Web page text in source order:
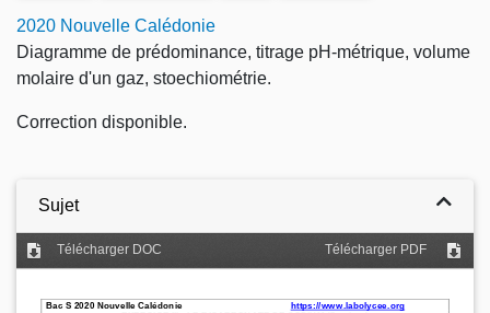
2020 Nouvelle Calédonie
Diagramme de prédominance, titrage pH-métrique, volume
molaire d'un gaz, stoechiométrie.
Correction disponible.
Sujet